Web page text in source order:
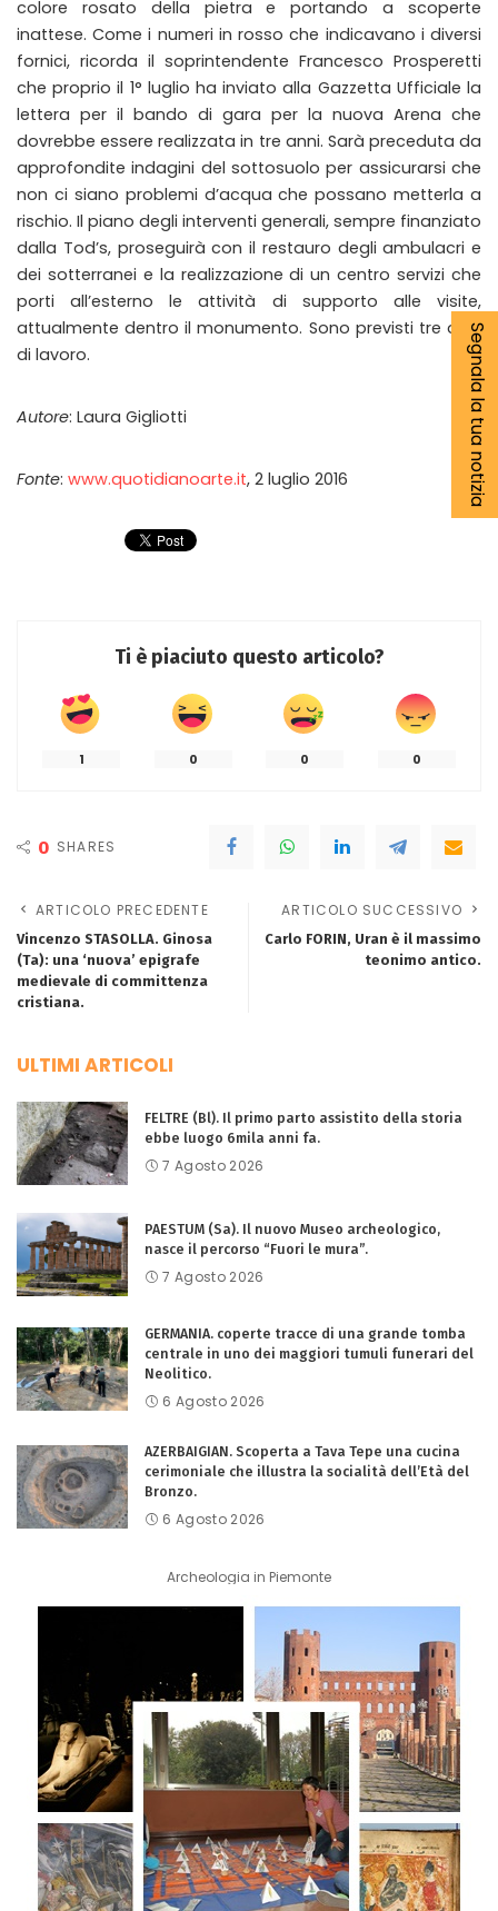
colore rosato della pietra e portando a scoperte
inattese. Come i numeri in rosso che indicavano i diversi
fornici, ricorda il soprintendente Francesco Prosperetti
che proprio il 1° luglio ha inviato alla Gazzetta Ufficiale la
lettera per il bando di gara per la nuova Arena che
dovrebbe essere realizzata in tre anni. Sarà preceduta da
approfondite indagini del sottosuolo per assicurarsi che
non ci siano problemi d’acqua che possano metterla a
rischio. Il piano degli interventi generali, sempre finanziato
dalla Tod’s, proseguirà con il restauro degli ambulacri e
dei sotterranei e la realizzazione di un centro servizi che
porti all’esterno le attività di supporto alle visite,
attualmente dentro il monumento. Sono previsti tre anni
di lavoro.
Autore: Laura Gigliotti
Fonte: www.quotidianoarte.it, 2 luglio 2016
Ti è piaciuto questo articolo?
1 0 0 0
0 SHARES
ARTICOLO PRECEDENTE
Vincenzo STASOLLA. Ginosa
(Ta): una ‘nuova’ epigrafe
medievale di committenza
cristiana.
ARTICOLO SUCCESSIVO
Carlo FORIN, Uran è il massimo
teonimo antico.
ULTIMI ARTICOLI
FELTRE (Bl). Il primo parto assistito della storia
ebbe luogo 6mila anni fa.
7 Agosto 2026
PAESTUM (Sa). Il nuovo Museo archeologico,
nasce il percorso “Fuori le mura”.
7 Agosto 2026
GERMANIA. coperte tracce di una grande tomba
centrale in uno dei maggiori tumuli funerari del
Neolitico.
6 Agosto 2026
AZERBAIGIAN. Scoperta a Tava Tepe una cucina
cerimoniale che illustra la socialità dell’Età del
Bronzo.
6 Agosto 2026
Archeologia in Piemonte
Segnala la tua notizia